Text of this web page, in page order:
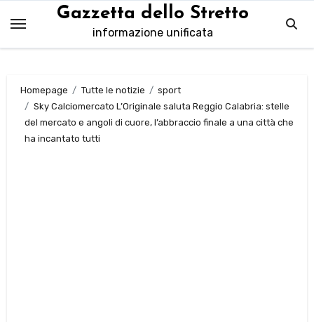
contenuto
Gazzetta dello Stretto
informazione unificata
Homepage Tutte le notizie
sport
Sky Calciomercato L’Originale saluta Reggio Calabria: stelle
del mercato e angoli di cuore, l’abbraccio finale a una città che
ha incantato tutti